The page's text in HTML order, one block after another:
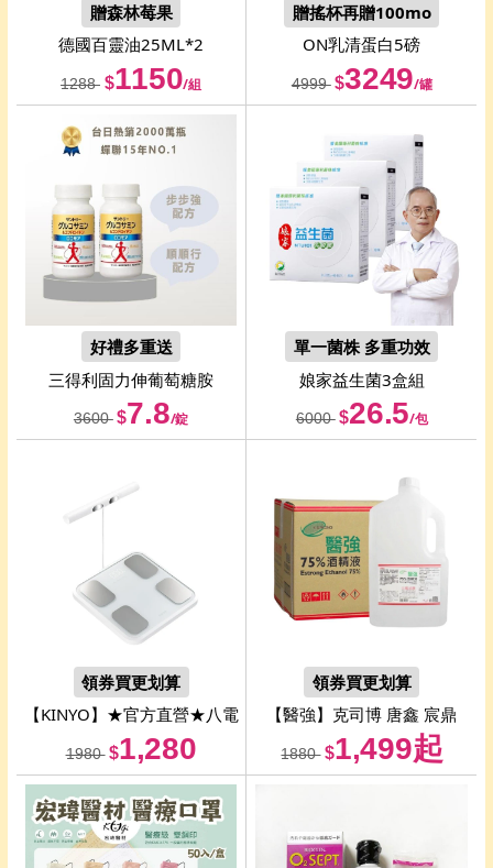
贈森林莓果
德國百靈油25ML*2
1288 $1150/組
贈搖杯再贈100mo
ON乳清蛋白5磅
4999 $3249/罐
好禮多重送
三得利固力伸葡萄糖胺
3600 $7.8/錠
單一菌株 多重功效
娘家益生菌3盒組
6000 $26.5/包
領券買更划算
【KINYO】★官方直營★八電
極家用藍牙體脂計 (DS-7350)
1980 $1,280
領券買更划算
【醫強】克司博 唐鑫 宸鼎
75%酒精液 藥用酒精
4000mlx6桶組（藥用酒精 /
1880 $1,499起